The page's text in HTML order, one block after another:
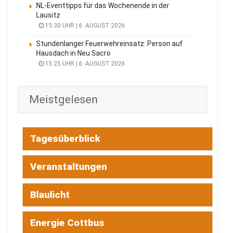
NL-Eventtipps für das Wochenende in der
Lausitz
15:30 UHR | 6. AUGUST 2026
Stundenlanger Feuerwehreinsatz: Person auf
Hausdach in Neu Sacro
15:25 UHR | 6. AUGUST 2026
Meistgelesen
Tagesüberblick
Veranstaltungen
Blaulicht
Energie Cottbus